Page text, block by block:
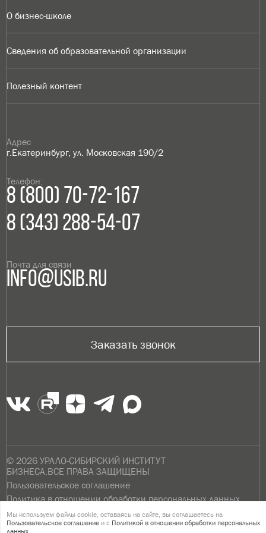
О бизнес-школе
Сведения об образовательной организации
Полезный контент
Адрес
г.Екатеринбург, ул. Московская 190/2
Телефон:
8 (800) 70-72-167
8 (343) 288-54-07
Почта для связи
info@usib.ru
Заказать звонок
© 2026 УРАЛО-СИБИРСКИЙ ИНСТИТУТ
БИЗНЕСА.ВСЕ ПРАВА ЗАЩИЩЕНЫ
Пользовательское соглашение
Политика в отношении обработки персональных данных
Версия для слабовидящих
Мы используем файлы cookie, оставаясь на сайте, вы соглашаетесь на
Пользовательское соглашение и с Политикой в отношении обработки персональных
данных.